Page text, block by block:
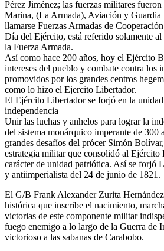
Pérez Jiménez; las fuerzas militares
Marina, (La Armada), Aviación y Guardia
llamarse Fuerzas Armadas de
Día del Ejército, está referido solamente al
la Fuerza Armada.
Así como hace 200 años, hoy el Ejército
intereses del pueblo y combate contra los
promovidos por los grandes centros
como lo hizo el Ejercito Libertador.
El Ejército Libertador se forjó en la
independencia
Unir las luchas y anhelos para lograr la
del sistema monárquico imperante de 300
grandes desafíos del prócer Simón
estrategia militar que consolidó al Ejército
carácter de unidad patriótica. Así se forjó
y antiimperialista del 24 de junio de 1821.
El G/B Frank Alexander Zurita
histórica que inscribe el nacimiento,
victorias de este componente militar
fuego enemigo a lo largo de la Guerra de
victorioso a las sabanas de Carabobo.